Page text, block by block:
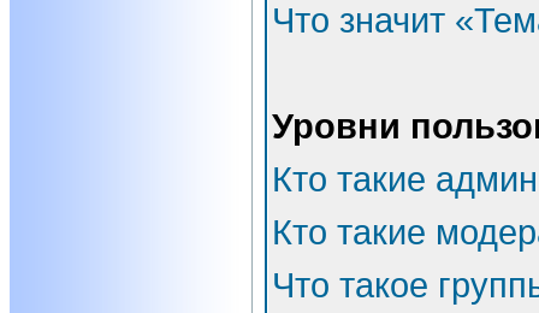
Что значит
Уровни
Кто такие
Кто такие
Что такое